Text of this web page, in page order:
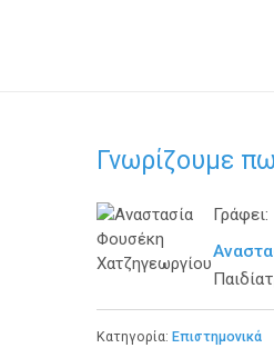
Γνωρίζουμε
Γράφει:
Κατηγορία: Επιστημονικά